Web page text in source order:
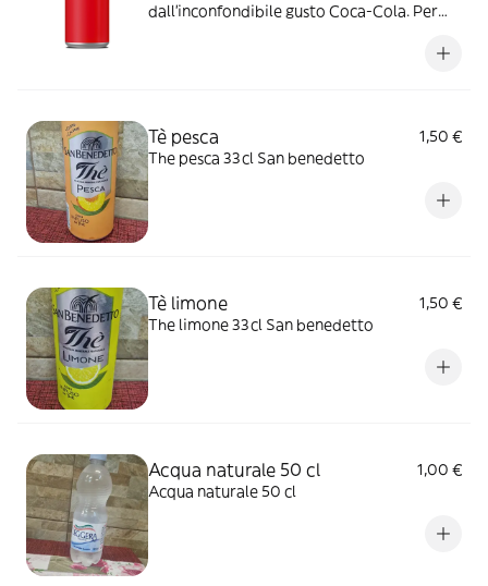
dall’inconfondibile gusto Coca-Cola. Per
con ghiaccio e una fettina di limone. Ideale
Tè pesca
1,50 €
The pesca 33cl San benedetto
Tè limone
1,50 €
The limone 33cl San benedetto
Acqua naturale 50 cl
1,00 €
Acqua naturale 50 cl